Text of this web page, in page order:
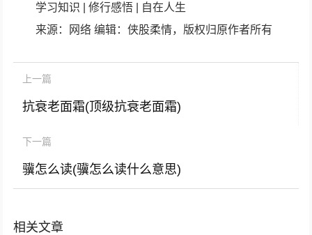
学习知识 | 修行感悟 | 自在人生
来源：网络 编辑：侠股柔情，版权归原作者所有
上一篇
抗衰老面霜(顶级抗衰老面霜)
下一篇
骥怎么读(骥怎么读什么意思)
相关文章